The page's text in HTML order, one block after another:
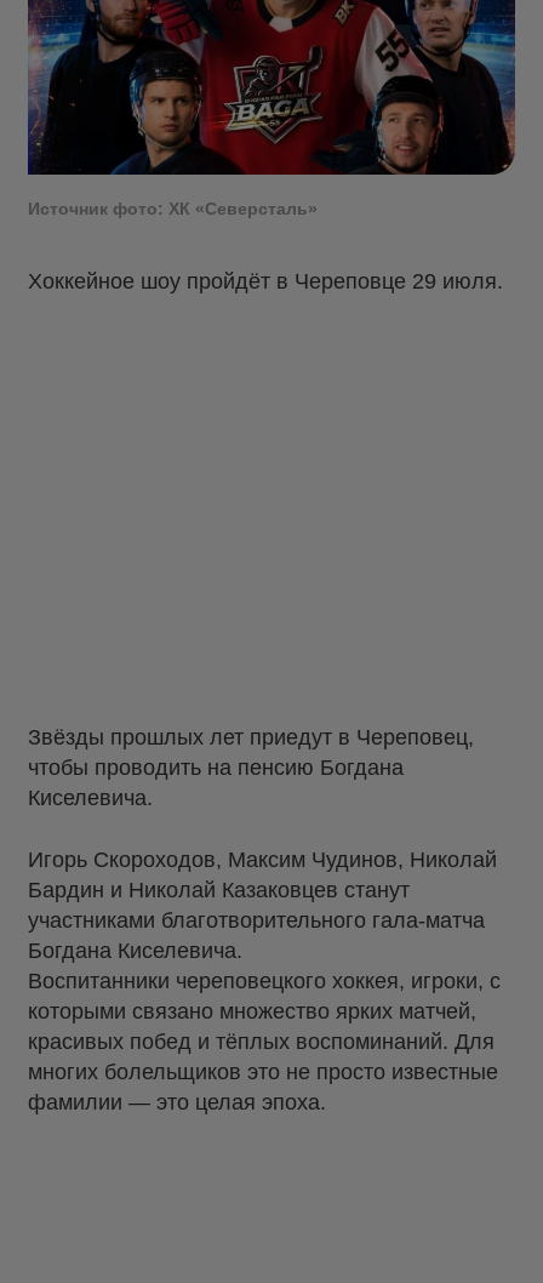
Источник фото: ХК «Северсталь»
Хоккейное шоу пройдёт в Череповце 29 июля.
Звёзды прошлых лет приедут в Череповец,
чтобы проводить на пенсию Богдана
Киселевича.
Игорь Скороходов, Максим Чудинов, Николай
Бардин и Николай Казаковцев станут
участниками благотворительного гала-матча
Богдана Киселевича.
Воспитанники череповецкого хоккея, игроки, с
которыми связано множество ярких матчей,
красивых побед и тёплых воспоминаний. Для
многих болельщиков это не просто известные
фамилии — это целая эпоха.